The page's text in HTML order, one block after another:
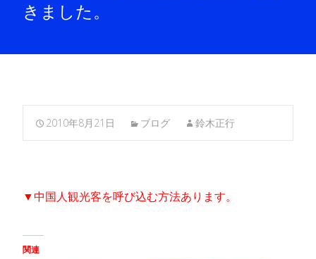
きました。
2010年8月21日 ブログ 鈴木正行
▼中国人観光客を呼び込む方法あります。
関連